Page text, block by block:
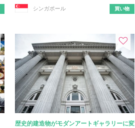
シンガポール 買い物
歴史的建造物がモダンアートギャラリーに変